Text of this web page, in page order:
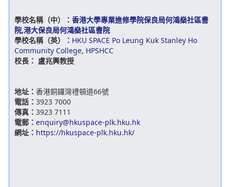
學校名稱（中）： 香港大學專業進修學院保良局何鴻燊社區書
院,港大保良局何鴻燊社區書院
學校名稱（英）： HKU SPACE Po Leung Kuk Stanley Ho
Community College, HPSHCC
校長： 盧兆興教授
地址： 香港銅鑼灣禮頓道66號
電話： 3923 7000
傳真： 3923 7111
電郵： enquiry@hkuspace-plk.hku.hk
網址： https://hkuspace-plk.hku.hk/